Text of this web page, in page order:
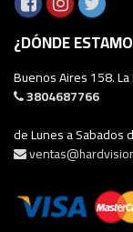
¿DÓNDE
Buenos Aires 158.
3804687766
de Lunes a Sabados